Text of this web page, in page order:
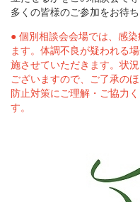
多くの皆様のご参加をお待ち
● 個別相談会会場では、感
ます。体調不良が疑われる
施させていただきます。状
ございますので、ご了承の
防止対策にご理解・ご協力
す。